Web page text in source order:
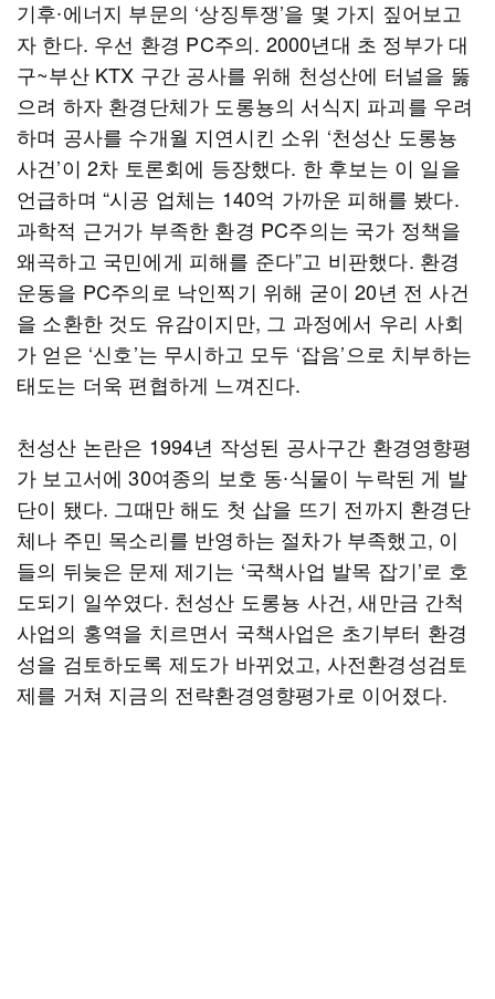
기후∙에너지 부문의 ‘상징투쟁’을 몇 가지 짚어보고
자 한다. 우선 환경 PC주의. 2000년대 초 정부가 대
구~부산 KTX 구간 공사를 위해 천성산에 터널을 뚫
으려 하자 환경단체가 도롱뇽의 서식지 파괴를 우려
하며 공사를 수개월 지연시킨 소위 ‘천성산 도롱뇽
사건’이 2차 토론회에 등장했다. 한 후보는 이 일을
언급하며 “시공 업체는 140억 가까운 피해를 봤다.
과학적 근거가 부족한 환경 PC주의는 국가 정책을
왜곡하고 국민에게 피해를 준다”고 비판했다. 환경
운동을 PC주의로 낙인찍기 위해 굳이 20년 전 사건
을 소환한 것도 유감이지만, 그 과정에서 우리 사회
가 얻은 ‘신호’는 무시하고 모두 ‘잡음’으로 치부하는
태도는 더욱 편협하게 느껴진다.
천성산 논란은 1994년 작성된 공사구간 환경영향평
가 보고서에 30여종의 보호 동∙식물이 누락된 게 발
단이 됐다. 그때만 해도 첫 삽을 뜨기 전까지 환경단
체나 주민 목소리를 반영하는 절차가 부족했고, 이
들의 뒤늦은 문제 제기는 ‘국책사업 발목 잡기’로 호
도되기 일쑤였다. 천성산 도롱뇽 사건, 새만금 간척
사업의 홍역을 치르면서 국책사업은 초기부터 환경
성을 검토하도록 제도가 바뀌었고, 사전환경성검토
제를 거쳐 지금의 전략환경영향평가로 이어졌다.